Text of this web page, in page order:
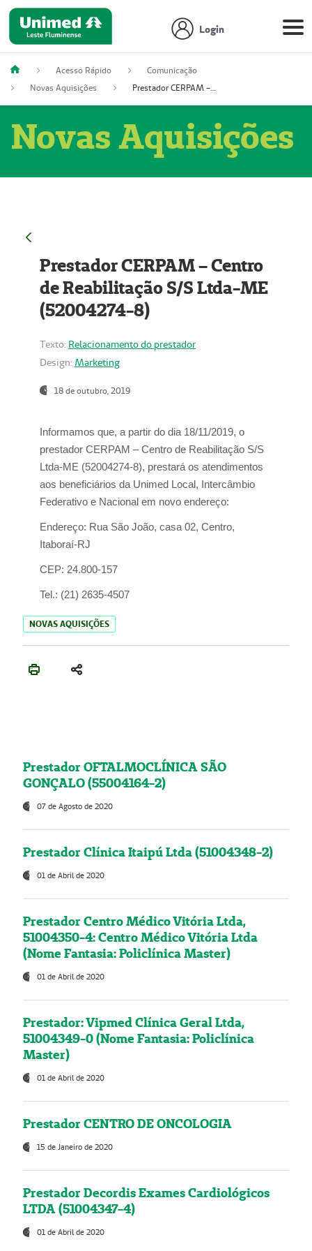
Login
Acesso Rápido
Comunicação
Novas Aquisições
Prestador CERPAM – Centro de Reabilitação S/S Ltda-ME (52004274-8)
Novas Aquisições
Prestador CERPAM – Centro
de Reabilitação S/S Ltda-ME
(52004274-8)
Texto: Relacionamento do prestador
Design: Marketing
18 de outubro, 2019
Informamos que, a partir do dia 18/11/2019, o
prestador CERPAM – Centro de Reabilitação S/S
Ltda-ME (52004274-8), prestará os atendimentos
aos beneficiários da Unimed Local, Intercâmbio
Federativo e Nacional em novo endereço:
Endereço: Rua São João, casa 02, Centro,
Itaboraí-RJ
CEP: 24.800-157
Tel.: (21) 2635-4507
NOVAS AQUISIÇÕES
Prestador OFTALMOCLÍNICA SÃO
GONÇALO (55004164-2)
07 de Agosto de 2020
Prestador Clínica Itaipú Ltda (51004348-2)
01 de Abril de 2020
Prestador Centro Médico Vitória Ltda,
51004350-4: Centro Médico Vitória Ltda
(Nome Fantasia: Policlínica Master)
01 de Abril de 2020
Prestador: Vipmed Clínica Geral Ltda,
51004349-0 (Nome Fantasia: Policlínica
Master)
01 de Abril de 2020
Prestador CENTRO DE ONCOLOGIA
15 de Janeiro de 2020
Prestador Decordis Exames Cardiológicos
LTDA (51004347-4)
01 de Abril de 2020